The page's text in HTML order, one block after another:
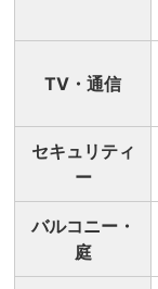
TV・通信
セキュリティ
ー
バルコニー・
庭